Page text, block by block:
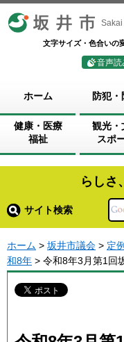
坂井市 Sakai
文字サイズ・色合いの
音声読
ホーム 防犯・
健康・医療
福祉
観光・
スポ
らしさ
サイト検索
ホーム > 坂井市議会 > 定
和8年 > 令和8年3月第1回